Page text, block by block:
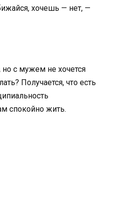
хочешь — нет, —
с мужем не хочется
Получается, что есть
спокойно жить.